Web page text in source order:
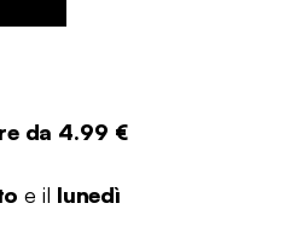
da 4.99 €
e il lunedì